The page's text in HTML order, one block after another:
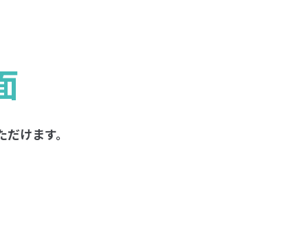
けます。